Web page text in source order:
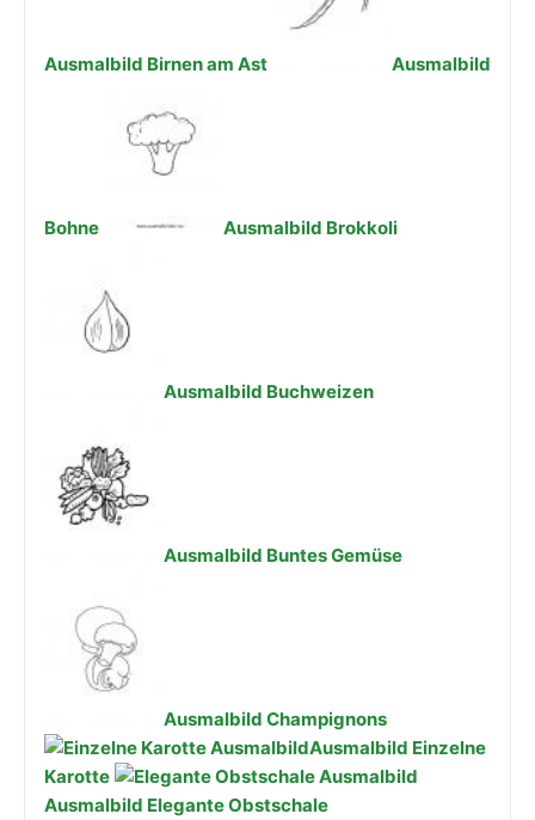
Ausmalbild Birnen am Ast Ausmalbild
Bohne Ausmalbild Brokkoli
Ausmalbild Buchweizen
Ausmalbild Buntes Gemüse
Ausmalbild Champignons
Ausmalbild Einzelne
Karotte
Ausmalbild Elegante Obstschale